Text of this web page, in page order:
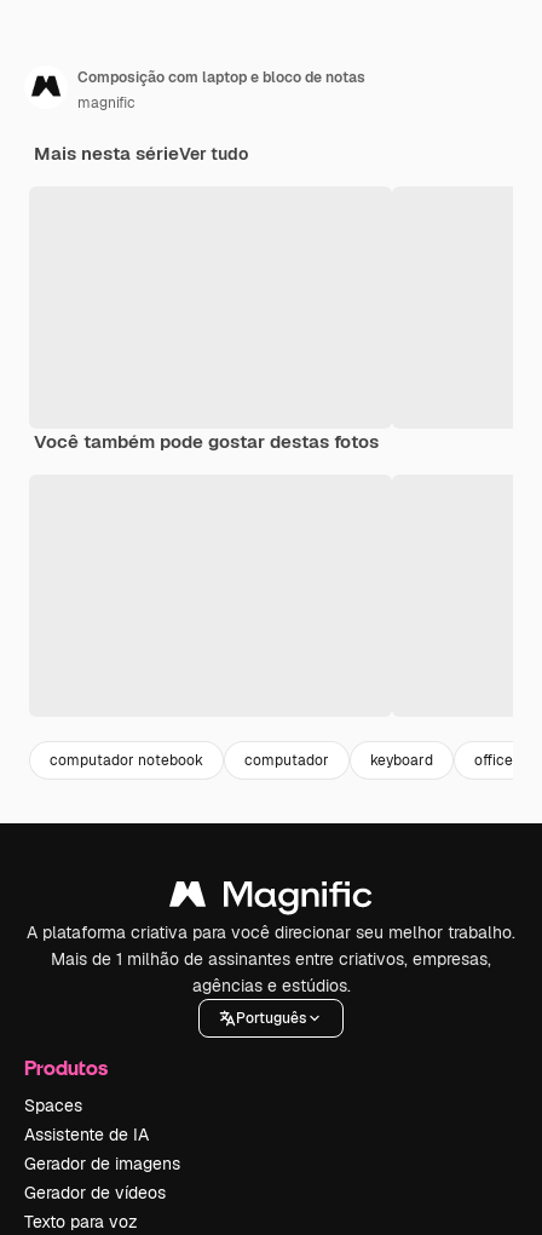
Composição com laptop e bloco de notas
magnific
Mais nesta sérieVer tudo
Você também pode gostar destas fotos
computador notebook computador keyboard office
A plataforma criativa para você direcionar seu melhor trabalho.
Mais de 1 milhão de assinantes entre criativos, empresas,
agências e estúdios.
Português
Produtos
Spaces
Assistente de IA
Gerador de imagens
Gerador de vídeos
Texto para voz